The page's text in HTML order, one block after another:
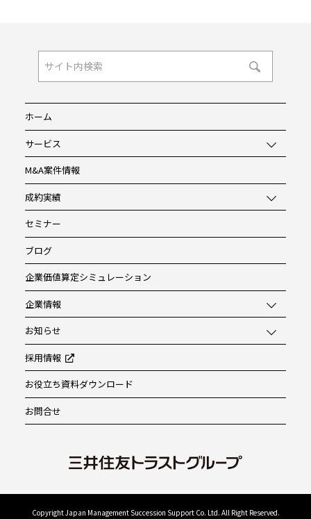
ホーム
サービス
M&A案件情報
成約実績
セミナー
ブログ
企業価値算定シミュレーション
企業情報
お知らせ
採用情報
お役立ち資料ダウンロード
お問合せ
Copyright Japan Management Succession Support Co. Ltd. All Right Reserved.